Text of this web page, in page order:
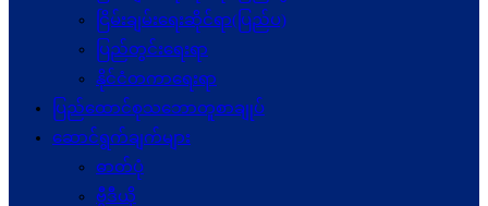
ငြိမ်းချမ်းရေးဆိုင်ရာ(ပြည်ပ)
ပြည်တွင်းရေးရာ
နိုင်ငံတကာရေးရာ
ပြည်ထောင်စုသဘောတူစာချုပ်
ဆောင်ရွက်ချက်များ
ဓာတ်ပုံ
ဗွီဒီယို